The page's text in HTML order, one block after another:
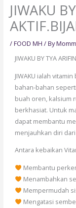
JIWAKU
/FOOD MH / By
JIWAKU BY TYA ARIFIN
JIWAKU ialah
bahan-bahan
buah oren, kalsium
berkhasiat. Untuk
dapat membantu
menjauhkan diri
Antara kebaikan
Membantu
Menambahkan
Mempermudah
Mengatasi